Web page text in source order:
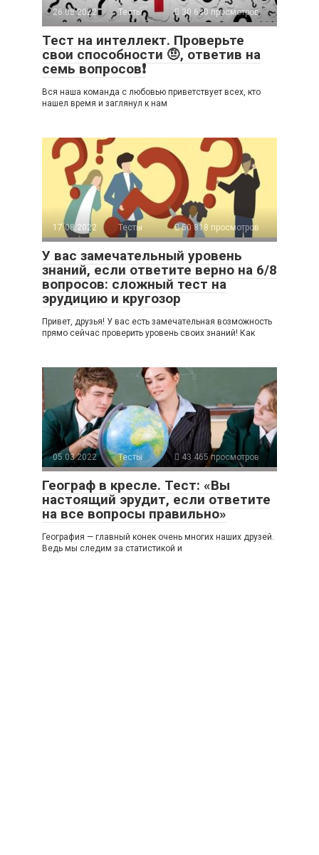
26.08.2022 Тесты 30 630 просмотров
Тест на интеллект. Проверьте
свои способности 🤨, ответив на
семь вопросов❗
Вся наша команда с любовью приветствует всех, кто
нашел время и заглянул к нам
17.08.2022 Тесты 50 818 просмотров
У вас замечательный уровень
знаний, если ответите верно на 6/8
вопросов: сложный тест на
эрудицию и кругозор
Привет, друзья! У вас есть замечательная возможность
прямо сейчас проверить уровень своих знаний! Как
05.03.2022 Тесты 43 465 просмотров
Географ в кресле. Тест: «Вы
настоящий эрудит, если ответите
на все вопросы правильно»
География — главный конек очень многих наших друзей.
Ведь мы следим за статистикой и